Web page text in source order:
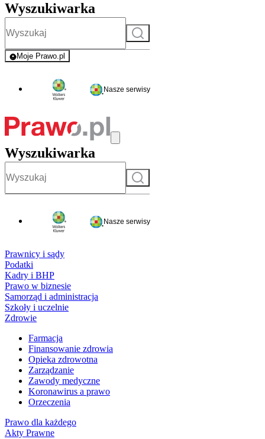
Wyszukiwarka
Szukaj
Moje Prawo.pl
- rejestracja i logowanie do serwisu
Nasze serwisy
Wyszukiwarka
Szukaj
Nasze serwisy
Prawnicy i sądy
Podatki
Kadry i BHP
Prawo w biznesie
Samorząd i administracja
Szkoły i uczelnie
Zdrowie
Farmacja
Finansowanie zdrowia
Opieka zdrowotna
Zarządzanie
Zawody medyczne
Koronawirus a prawo
Orzeczenia
Prawo dla każdego
Akty Prawne